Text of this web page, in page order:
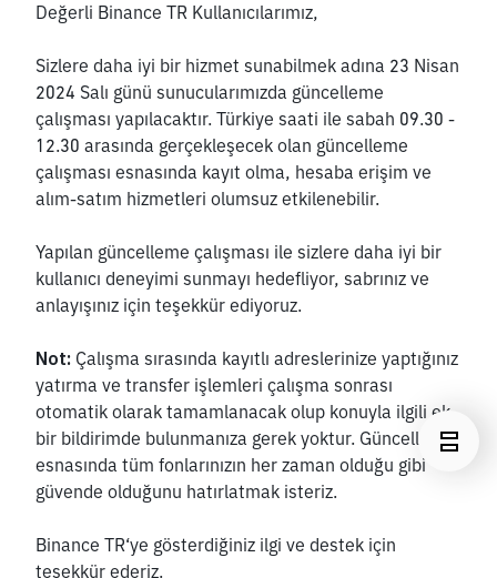
Değerli Binance TR Kullanıcılarımız,
Sizlere daha iyi bir hizmet sunabilmek adına 23 Nisan
2024 Salı günü sunucularımızda güncelleme
çalışması yapılacaktır. Türkiye saati ile sabah 09.30 -
12.30 arasında gerçekleşecek olan güncelleme
çalışması esnasında kayıt olma, hesaba erişim ve
alım-satım hizmetleri olumsuz etkilenebilir.
Yapılan güncelleme çalışması ile sizlere daha iyi bir
kullanıcı deneyimi sunmayı hedefliyor, sabrınız ve
anlayışınız için teşekkür ediyoruz.
Not: Çalışma sırasında kayıtlı adreslerinize yaptığınız
yatırma ve transfer işlemleri çalışma sonrası
otomatik olarak tamamlanacak olup konuyla ilgili ek
bir bildirimde bulunmanıza gerek yoktur. Güncelleme
esnasında tüm fonlarınızın her zaman olduğu gibi
güvende olduğunu hatırlatmak isteriz.
Binance TR‘ye gösterdiğiniz ilgi ve destek için
teşekkür ederiz.